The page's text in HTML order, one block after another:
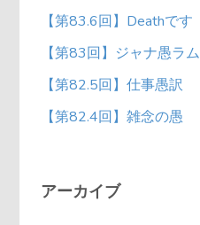
【第83.6回】Deathです
【第83回】ジャナ愚ラム
【第82.5回】仕事愚訳
【第82.4回】雑念の愚
アーカイブ